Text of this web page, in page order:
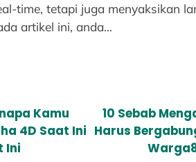
time, tetapi juga menyaksikan
artikel ini, anda…
Kamu
4D Saat Ini
Ini
10 Sebab
Harus